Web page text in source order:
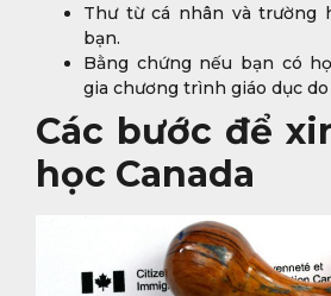
Thư từ cá nhân và trường
bạn.
Bằng chứng nếu bạn có
gia chương trình giáo dục do
Các bước để
học Canada